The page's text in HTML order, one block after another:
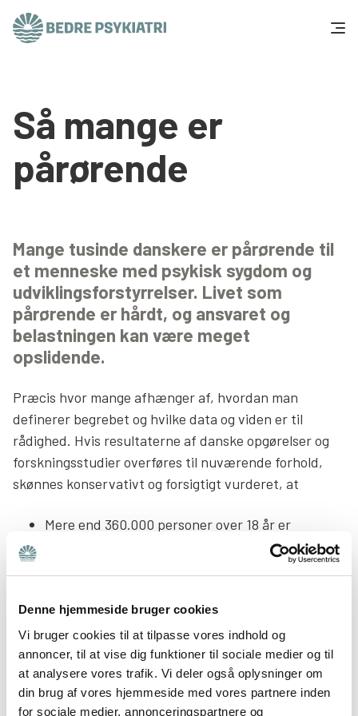
Denne hjemmeside bruger cookies
Vi bruger cookies til at tilpasse vores indhold og
annoncer, til at vise dig funktioner til sociale medier og til
at analysere vores trafik. Vi deler også oplysninger om
din brug af vores hjemmeside med vores partnere inden
for sociale medier, annonceringspartnere og
Tal og fakta
Om os
Presse og politik
Støt os
Så mange er
pårørende
Mange tusinde danskere er pårørende til
et menneske med psykisk sygdom og
udviklingsforstyrrelser. Livet som
pårørende er hårdt, og ansvaret og
belastningen kan være meget
opslidende.
Præcis hvor mange afhænger af, hvordan man
definerer begrebet og hvilke data og viden er til
rådighed. Hvis resultaterne af danske opgørelser og
forskningsstudier overføres til nuværende forhold,
skønnes konservativt og forsigtigt vurderet, at
Mere end 360.000 personer over 18 år er
involverede pårørende til personer med psykisk
med udviklingsforstyrrelser.
Godt 105.000 er forældre til børn og unge under 18
år med udviklingsforstyrrelser.
Mindst 200.000 til 300.000 erbørn og unge af
forældre med psykisk sygdom og/eller